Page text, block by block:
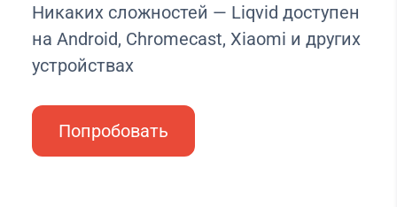
Никаких сложностей — Liqvid доступен
на Android, Chromecast, Xiaomi и других
устройствах
Попробовать